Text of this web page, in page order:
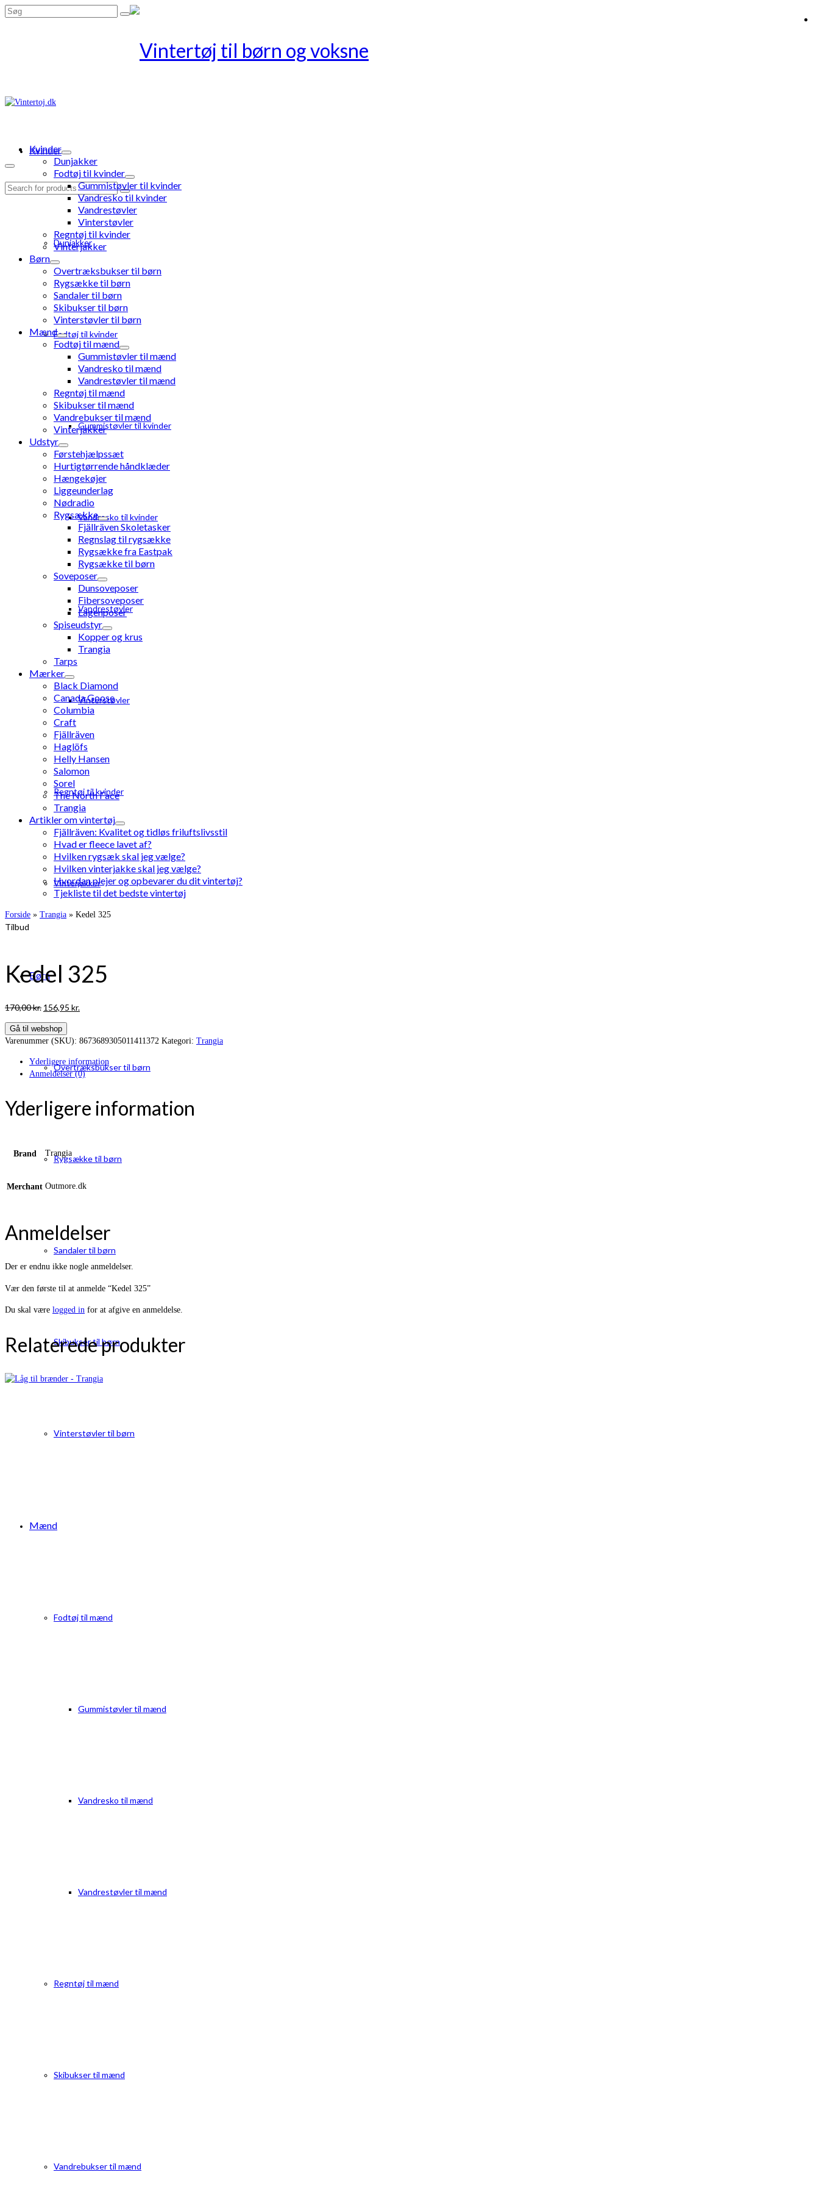
Search
Kvinder
Dunjakker
Fodtøj til kvinder
Gummistøvler til kvinder
Vandresko til kvinder
Vandrestøvler
Vinterstøvler
Regntøj til kvinder
Vinterjakker
Børn
Overtræksbukser til børn
Rygsække til børn
Sandaler til børn
Skibukser til børn
Vinterstøvler til børn
Mænd
Fodtøj til mænd
Gummistøvler til mænd
Vandresko til mænd
Vandrestøvler til mænd
Regntøj til mænd
Skibukser til mænd
Vandrebukser til mænd
Search
Kvinder
Dunjakker
Fodtøj til kvinder
Gummistøvler til kvinder
Vandresko til kvinder
Vandrestøvler
Vinterstøvler
Regntøj til kvinder
Vinterjakker
Børn
Overtræksbukser til børn
Rygsække til børn
Sandaler til børn
Skibukser til børn
Vinterstøvler til børn
Mænd
Fodtøj til mænd
Gummistøvler til mænd
Vandresko til mænd
Vandrestøvler til mænd
Regntøj til mænd
Skibukser til mænd
Vandrebukser til mænd
Vinterjakker
Udstyr
Førstehjælpssæt
Hurtigtørrende håndklæder
Hængekøjer
Liggeunderlag
Nødradio
Rygsække
Fjällräven Skoletasker
Regnslag til rygsække
Rygsække fra Eastpak
Rygsække til børn
Soveposer
Dunsoveposer
Fibersoveposer
Lagenposer
Spiseudstyr
Kopper og krus
Trangia
Tarps
Mærker
Black Diamond
Canada Goose
Columbia
Craft
Fjällräven
Haglöfs
Helly Hansen
Salomon
Sorel
The North Face
Trangia
Artikler om vintertøj
Fjällräven: Kvalitet og tidløs friluftslivsstil
Hvad er fleece lavet af?
Hvilken rygsæk skal jeg vælge?
Hvilken vinterjakke skal jeg vælge?
Hvordan plejer og opbevarer du dit vintertøj?
Tjekliste til det bedste vintertøj
Forside » Trangia » Kedel 325
Tilbud
Kedel 325
170,00kr. Den
pris
var:
156,95 kr.
er:
Gå til webshop
Varenummer (SKU): 8673689305011411372 Kategori: Trangia
Yderligere information
Anmeldelser (0)
Yderligere information
Brand Trangia
Merchant Outmore.dk
Anmeldelser
Der er endnu ikke nogle anmeldelser.
Vær den første til at anmelde “Kedel 325”
Du skal være logged in for at afgive en anmeldelse.
Relaterede produkter